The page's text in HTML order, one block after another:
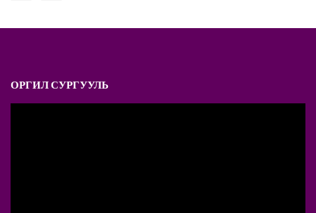
ОРГИЛ СУРГУУЛЬ